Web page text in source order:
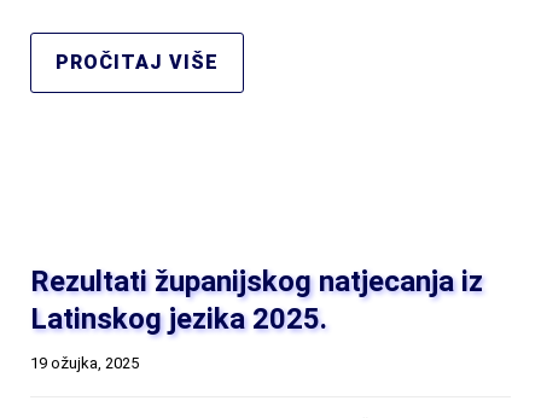
PROČITAJ VIŠE
Rezultati županijskog natjecanja iz
Latinskog jezika 2025.
19 ožujka, 2025